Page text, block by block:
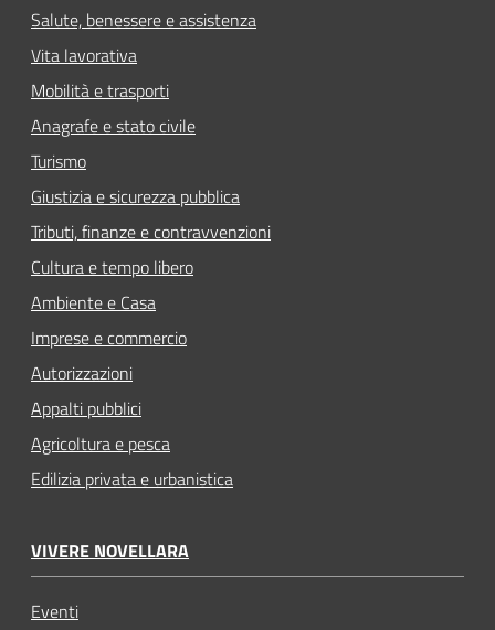
Salute, benessere e assistenza
Vita lavorativa
Mobilità e trasporti
Anagrafe e stato civile
Turismo
Giustizia e sicurezza pubblica
Tributi, finanze e contravvenzioni
Cultura e tempo libero
Ambiente e Casa
Imprese e commercio
Autorizzazioni
Appalti pubblici
Agricoltura e pesca
Edilizia privata e urbanistica
VIVERE NOVELLARA
Eventi